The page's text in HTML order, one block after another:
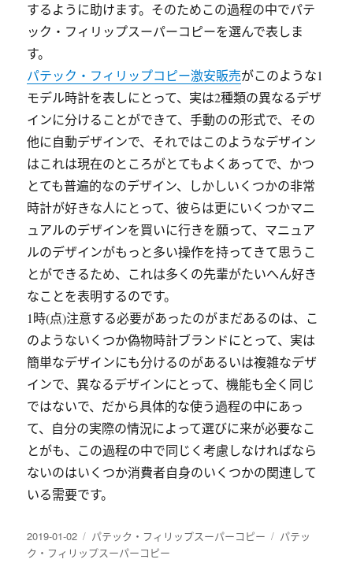
するように助けます。そのためこの過程の中でパテ
ック・フィリップスーパーコピーを選んで表しま
す。
パテック・フィリップコピー激安販売がこのような1
モデル時計を表しにとって、実は2種類の異なるデザ
インに分けることができて、手動のの形式で、その
他に自動デザインで、それではこのようなデザイン
はこれは現在のところがとてもよくあってで、かつ
とても普遍的なのデザイン、しかしいくつかの非常
時計が好きな人にとって、彼らは更にいくつかマニ
ュアルのデザインを買いに行きを願って、マニュア
ルのデザインがもっと多い操作を持ってきて思うこ
とができるため、これは多くの先輩がたいへん好き
なことを表明するのです。
1時(点)注意する必要があったのがまだあるのは、こ
のようないくつか偽物時計ブランドにとって、実は
簡単なデザインにも分けるのがあるいは複雑なデザ
インで、異なるデザインにとって、機能も全く同じ
ではないで、だから具体的な使う過程の中にあっ
て、自分の実際の情況によって選びに来が必要なこ
とがも、この過程の中で同じく考慮しなければなら
ないのはいくつか消費者自身のいくつかの関連して
いる需要です。
发
布
2019-01-02
分
类
パテック・フィリップスーパーコピー
标
パテッ
ク・フィリップスーパーコピー